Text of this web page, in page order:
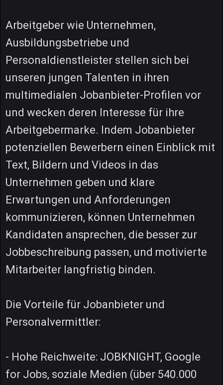
Arbeitgeber wie Unternehmen,
Ausbildungsbetriebe und
Personaldienstleister stellen sich bei
unseren jungen Talenten in ihren
multimedialen Jobanbieter-Profilen vor
und wecken deren Interesse für ihre
Arbeitgebermarke. Indem Jobanbieter
potenziellen Bewerbern einen Einblick mit
Text, Bildern und Videos in das
Unternehmen geben und klare
Erwartungen und Anforderungen
kommunizieren, können Unternehmen
Kandidaten ansprechen, die besser zur
Jobbeschreibung passen, und motivierte
Mitarbeiter langfristig binden.
Die Vorteile für Jobanbieter und
Personalvermittler:
- Hohe Reichweite: JOBKNIGHT, Google
for Jobs, soziale Medien (über 540.000